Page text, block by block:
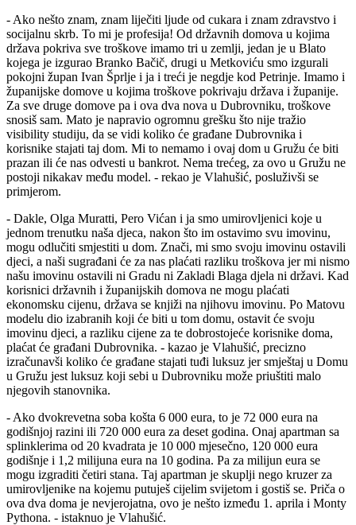
- Ako nešto znam, znam liječiti ljude od cukara i znam zdravstvo i
socijalnu skrb. To mi je profesija! Od državnih domova u kojima
država pokriva sve troškove imamo tri u zemlji, jedan je u Blato
kojega je izgurao Branko Bačič, drugi u Metkoviću smo izgurali
pokojni župan Ivan Šprlje i ja i treći je negdje kod Petrinje. Imamo i
županijske domove u kojima troškove pokrivaju država i županije.
Za sve druge domove pa i ova dva nova u Dubrovniku, troškove
snosiš sam. Mato je napravio ogromnu grešku što nije tražio
visibility studiju, da se vidi koliko će građane Dubrovnika i
korisnike stajati taj dom. Mi to nemamo i ovaj dom u Gružu će biti
prazan ili će nas odvesti u bankrot. Nema trećeg, za ovo u Gružu ne
postoji nikakav među model. - rekao je Vlahušić, posluživši se
primjerom.
- Dakle, Olga Muratti, Pero Vićan i ja smo umirovljenici koje u
jednom trenutku naša djeca, nakon što im ostavimo svu imovinu,
mogu odlučiti smjestiti u dom. Znači, mi smo svoju imovinu ostavili
djeci, a naši sugrađani će za nas plaćati razliku troškova jer mi nismo
našu imovinu ostavili ni Gradu ni Zakladi Blaga djela ni državi. Kad
korisnici državnih i županijskih domova ne mogu plaćati
ekonomsku cijenu, država se knjiži na njihovu imovinu. Po Matovu
modelu dio izabranih koji će biti u tom domu, ostavit će svoju
imovinu djeci, a razliku cijene za te dobrostojeće korisnike doma,
plaćat će građani Dubrovnika. - kazao je Vlahušić, precizno
izračunavši koliko će građane stajati tuđi luksuz jer smještaj u Domu
u Gružu jest luksuz koji sebi u Dubrovniku može priuštiti malo
njegovih stanovnika.
- Ako dvokrevetna soba košta 6 000 eura, to je 72 000 eura na
godišnjoj razini ili 720 000 eura za deset godina. Onaj apartman sa
splinklerima od 20 kvadrata je 10 000 mjesečno, 120 000 eura
godišnje i 1,2 milijuna eura na 10 godina. Pa za milijun eura se
mogu izgraditi četiri stana. Taj apartman je skuplji nego kruzer za
umirovljenike na kojemu putuješ cijelim svijetom i gostiš se. Priča o
ova dva doma je nevjerojatna, ovo je nešto između 1. aprila i Monty
Pythona. - istaknuo je Vlahušić.